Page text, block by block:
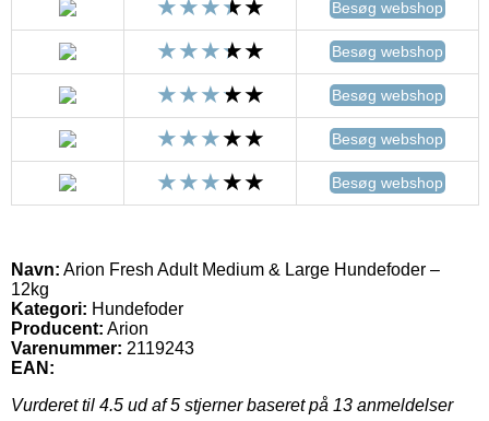
Besøg webshop
Besøg webshop
Besøg webshop
Besøg webshop
Besøg webshop
Navn: Arion Fresh Adult Medium & Large Hundefoder –
12kg
Kategori: Hundefoder
Producent: Arion
Varenummer: 2119243
EAN:
Vurderet til 4.5 ud af 5 stjerner baseret på 13 anmeldelser